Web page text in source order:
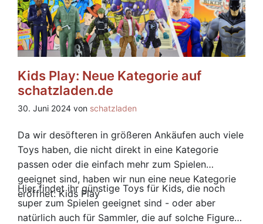
Kids Play: Neue Kategorie auf
schatzladen.de
30. Juni 2024 von schatzladen
Da wir desöfteren in größeren Ankäufen auch viele
Toys haben, die nicht direkt in eine Kategorie
passen oder die einfach mehr zum Spielen
geeignet sind, haben wir nun eine neue Kategorie
eröffnet: Kids Play
Hier findet ihr günstige Toys für Kids, die noch
super zum Spielen geeignet sind - oder aber
natürlich auch für Sammler, die auf solche Figuren